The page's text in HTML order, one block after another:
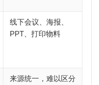
线下会议、海报、
PPT、打印物料
来源统一，难以区分